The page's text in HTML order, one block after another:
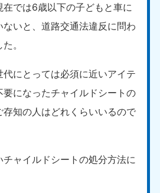
在では6歳以下の子どもと車に
いと、道路交通法違反に問わ
。
にとっては必須に近いアイテ
要になったチャイルドシートの
存知の人はどれくらいいるので
チャイルドシートの処分方法に